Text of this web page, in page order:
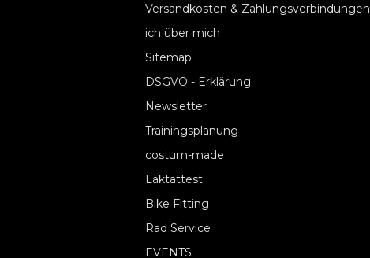
Versandkosten & Zahlungsverbindungen
ich über mich
Sitemap
DSGVO - Erklärung
Newsletter
Trainingsplanung
costum-made
Laktattest
Bike Fitting
Rad Service
EVENTS